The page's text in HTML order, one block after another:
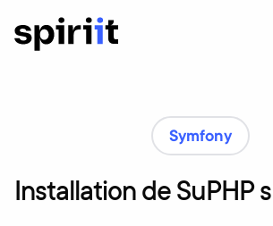
Symfony
Installation de SuPHP